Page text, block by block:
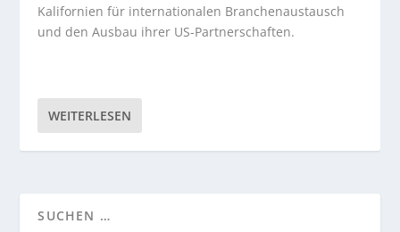
Kalifornien für internationalen Branchenaustausch
und den Ausbau ihrer US-Partnerschaften.
WEITERLESEN